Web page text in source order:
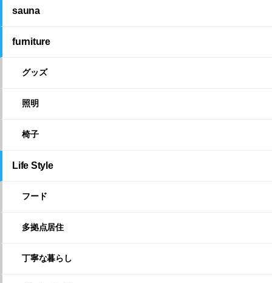
sauna
furniture
グッズ
照明
椅子
Life Style
フード
多拠点居住
丁寧な暮らし